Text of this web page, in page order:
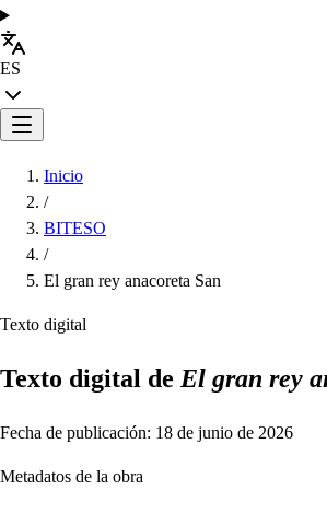
ES
Inicio
/
BITESO
/
El gran rey anacoreta San
Texto digital
Texto digital de El gran rey
Fecha de publicación: 18 de junio de 2026
Metadatos de la obra